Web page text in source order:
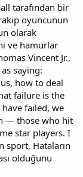
tarafından bir
oyuncunun
olarak
ve hamurlar
Vincent Jr.,
saying:
how to deal
failure is the
failed, we
— those who hit
star players. I
sport, Hataların
olduğunu